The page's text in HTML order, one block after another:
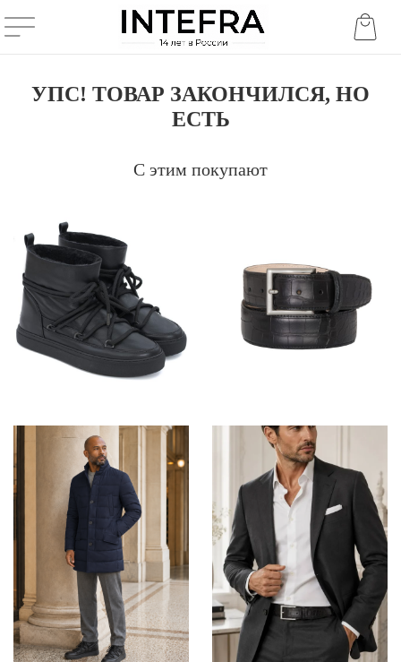
УПС! ТОВАР ЗАКОНЧИЛСЯ, НО
ЕСТЬ
С этим покупают